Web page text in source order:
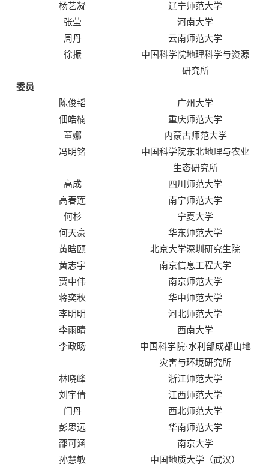
杨艺凝
辽宁师范大学
张莹
河南大学
周丹
云南师范大学
徐振
中国科学院地理科学与资源
研究所
委员
陈俊韬
广州大学
佃皓楠
重庆师范大学
董娜
内蒙古师范大学
冯明铭
中国科学院东北地理与农业
生态研究所
高成
四川师范大学
高春莲
南宁师范大学
何杉
宁夏大学
何天豪
华东师范大学
黄晗颐
北京大学深圳研究生院
黄志宇
南京信息工程大学
贾中伟
南京师范大学
蒋奕秋
华中师范大学
李明明
河北师范大学
李雨晴
西南大学
李政旸
中国科学院·水利部成都山地
灾害与环境研究所
林晓峰
浙江师范大学
刘宇倩
江西师范大学
门丹
西北师范大学
彭思远
华南师范大学
邵可涵
南京大学
孙慧敏
中国地质大学（武汉）